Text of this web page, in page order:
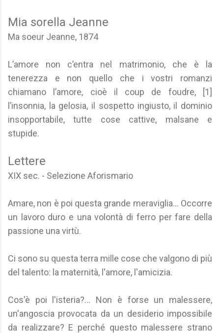
Mia sorella Jeanne
Ma soeur Jeanne, 1874
L’amore non c’entra nel matrimonio, che è la
tenerezza e non quello che i vostri romanzi
chiamano l’amore, cioè il coup de foudre, [1]
l’insonnia, la gelosia, il sospetto ingiusto, il dominio
insopportabile, tutte cose cattive, malsane e
stupide.
Lettere
XIX sec. - Selezione Aforismario
Amare, non è poi questa grande meraviglia... Occorre
un lavoro duro e una volontà di ferro per fare della
passione una virtù.
Ci sono su questa terra mille cose che valgono di più
del talento: la maternità, l'amore, l'amicizia.
Cos'è poi l'isteria?... Non è forse un malessere,
un'angoscia provocata da un desiderio impossibile
da realizzare? E perché questo malessere strano